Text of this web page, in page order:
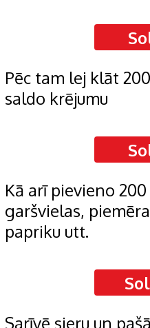
Pēc tam lej klāt
saldo krējumu
Kā arī pievieno
garšvielas,
papriku utt.
Sarīvē sieru un